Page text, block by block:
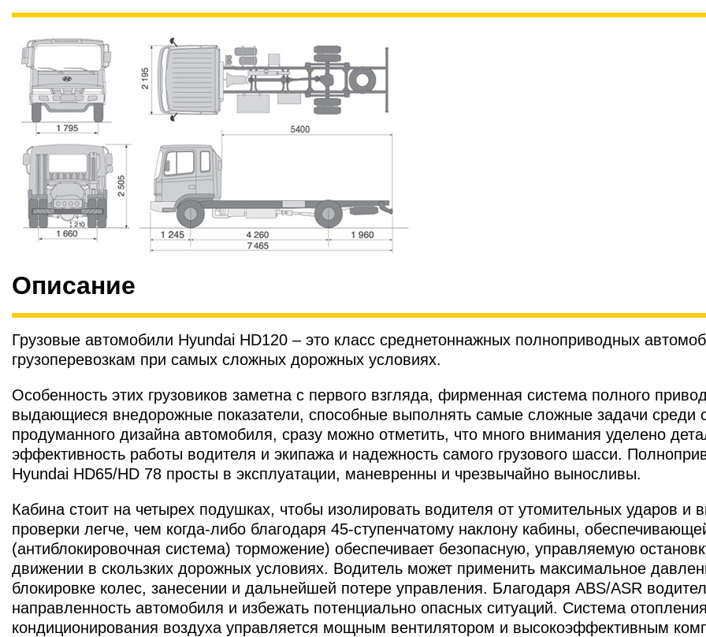
Описание
Грузовые автомобили Hyundai HD120 – это класс среднетоннажных полноприводных
грузоперевозкам при самых сложных дорожных условиях.
Особенность этих грузовиков заметна с первого взгляда, фирменная система полного
выдающиеся внедорожные показатели, способные выполнять самые сложные задачи
продуманного дизайна автомобиля, сразу можно отметить, что много внимания уделено
эффективность работы водителя и экипажа и надежность самого грузового шасси.
Hyundai HD65/HD 78 просты в эксплуатации, маневренны и чрезвычайно выносливы.
Кабина стоит на четырех подушках, чтобы изолировать водителя от утомительных ударов
проверки легче, чем когда-либо благодаря 45-ступенчатому наклону кабины,
(антиблокировочная система) торможение) обеспечивает безопасную, управляемую
движении в скользких дорожных условиях. Водитель может применить максимальное
блокировке колес, занесении и дальнейшей потере управления. Благодаря ABS/ASR
направленность автомобиля и избежать потенциально опасных ситуаций. Система
кондиционирования воздуха управляется мощным вентилятором и высокоэффективным